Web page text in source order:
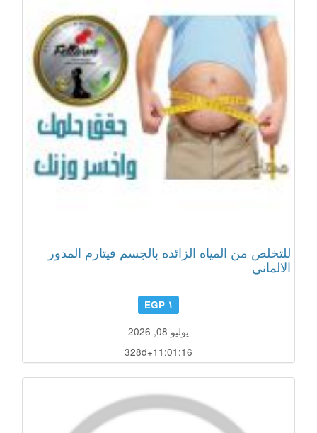
للتخلص من المياه الزائده بالجسم فيتارم المدور
الالماني
١ EGP
يوليو 08, 2026
328d+11:01:13